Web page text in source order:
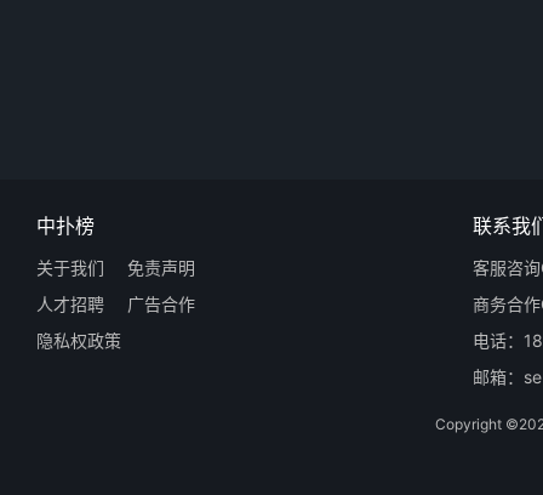
中扑榜
关于我们
免责声明
人才招聘
广告合作
隐私权政策
联系我
客服咨
商务合
电话：
邮箱：
Copyright